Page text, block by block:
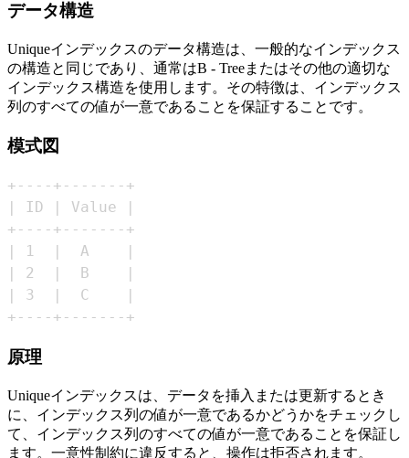
データ構造
Uniqueインデックスのデータ構造は、一般的なインデックス
の構造と同じであり、通常はB - Treeまたはその他の適切な
インデックス構造を使用します。その特徴は、インデックス
列のすべての値が一意であることを保証することです。
模式図
+----+-------+
原理
Uniqueインデックスは、データを挿入または更新するとき
に、インデックス列の値が一意であるかどうかをチェックし
て、インデックス列のすべての値が一意であることを保証し
ます。一意性制約に違反すると、操作は拒否されます。